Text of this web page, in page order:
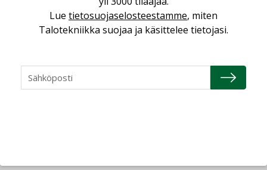
Miten varmistetaan EPD-dokumenteista
saatavien tietojen vertailukelpoisuus?
jämähtänyt ajassa paikalleen
MIELIPIDE
Lue tietosuojaselosteestamme, miten
Talotekniikka suojaa ja käsittelee tietojasi.